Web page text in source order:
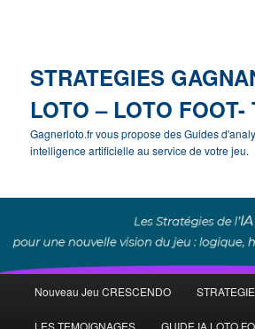
STRATEGIES
LOTO – LOTO FOOT-
Gagnerloto.fr vous propose des Guides
intelligence artificielle au service de votre jeu.
principal
Aller
Nouveau Jeu CRESCENDO
LES TEMOIGNAGES GUIDE IA LOTO